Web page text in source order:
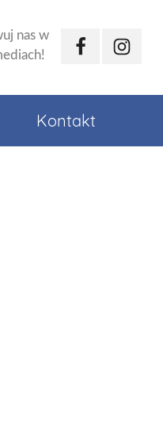
nas w
Facebook
Kontakt